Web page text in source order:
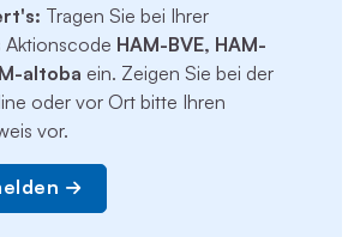
Tragen Sie bei Ihrer
Aktionscode HAM-BVE, HAM-
altoba ein. Zeigen Sie bei der
oder vor Ort bitte Ihren
vor.